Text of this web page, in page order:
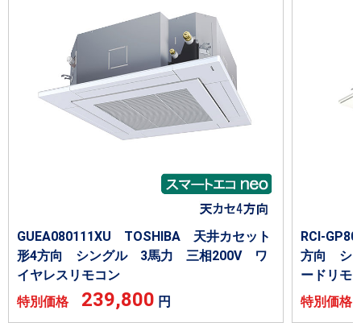
GUEA080111XU TOSHIBA 天井カセット
形4方向 シングル 3馬力 三相200V ワ
イヤレスリモコン
特別価格 239,800 円
RCI-
方向 シ
ードリモ
特別価